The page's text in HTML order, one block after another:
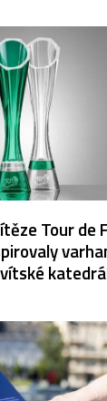
Tour de